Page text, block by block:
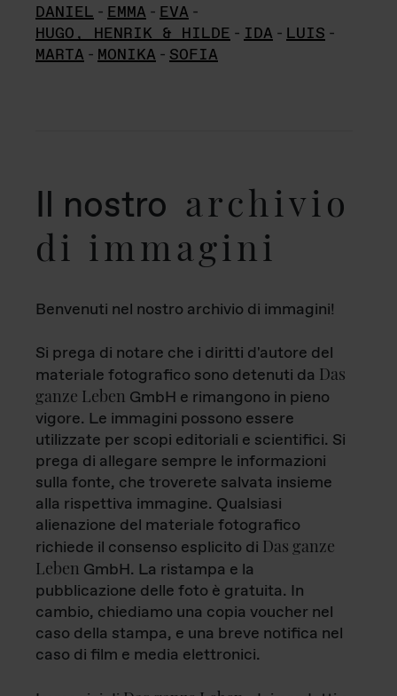
DANIEL - EMMA - EVA -
HUGO, HENRIK & HILDE - IDA - LUIS -
MARTA - MONIKA - SOFIA
Il nostro archivio
di immagini
Benvenuti nel nostro archivio di immagini!
Si prega di notare che i diritti d'autore del
materiale fotografico sono detenuti da Das
ganze Leben GmbH e rimangono in pieno
vigore. Le immagini possono essere
utilizzate per scopi editoriali e scientifici. Si
prega di allegare sempre le informazioni
sulla fonte, che troverete salvata insieme
alla rispettiva immagine. Qualsiasi
alienazione del materiale fotografico
richiede il consenso esplicito di Das ganze
Leben GmbH. La ristampa e la
pubblicazione delle foto è gratuita. In
cambio, chiediamo una copia voucher nel
caso della stampa, e una breve notifica nel
caso di film e media elettronici.